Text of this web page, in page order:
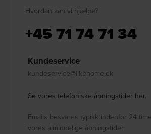
Hvordan kan vi hjælpe?
+45 71 74 71 34
Kundeservice
kundeservice@likehome.dk
Se vores telefoniske åbningstider her.
Emails besvares typisk indenfor 24
vores almindelige åbningstider.